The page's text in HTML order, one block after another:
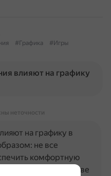
#Графика
#Игры
влияют на графику
неточности
на графику в
не все
комфортную
качестве